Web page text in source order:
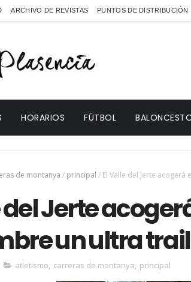
ARCHIVO DE REVISTAS PUNTOS DE DISTRIBUCIÓN
HORARIOS FÚTBOL
de montanya / principal / El Valle del Jerte
del Jerte
un ultra trail
atletismo, carreras de montanya, principal